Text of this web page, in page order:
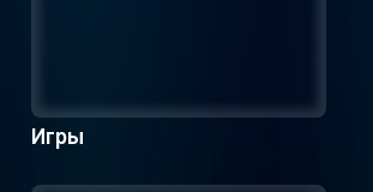
Игры